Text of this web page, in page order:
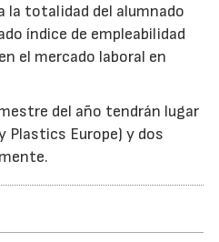
la totalidad del alumnado
índice de empleabilidad
el mercado laboral en
del año tendrán lugar
Plastics Europe) y dos
30/07/2026